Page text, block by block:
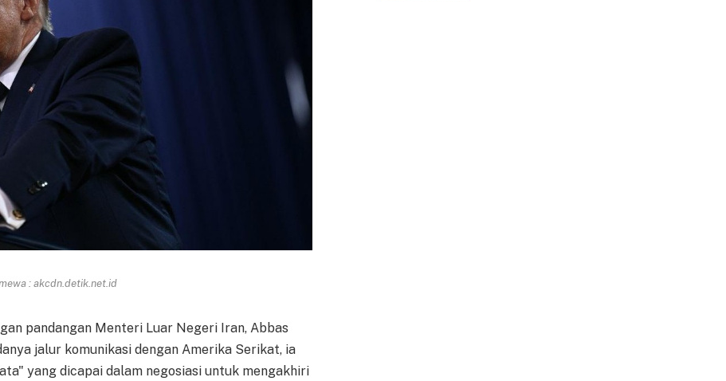
: akcdn.detik.net.id
pandangan Menteri Luar Negeri Iran, Abbas
jalur komunikasi dengan Amerika Serikat, ia
yang dicapai dalam negosiasi untuk mengakhiri